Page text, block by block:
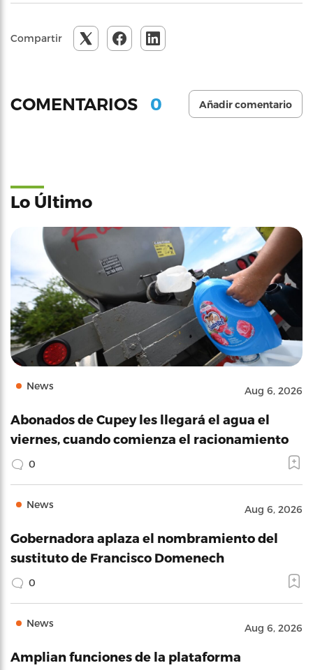
Compartir
COMENTARIOS 0 Añadir comentario
Lo Último
News Aug 6, 2026
Abonados de Cupey les llegará el agua el
viernes, cuando comienza el racionamiento
0
News Aug 6, 2026
Gobernadora aplaza el nombramiento del
sustituto de Francisco Domenech
0
News Aug 6, 2026
Amplian funciones de la plataforma